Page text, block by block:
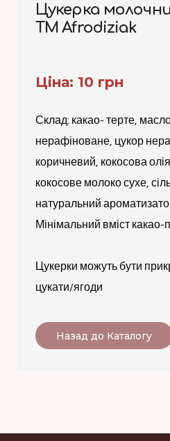
Цукерка
ТМ Afrodiziak
Ціна: 10 грн
Склад: какао- терте,
нерафіноване, цукор
коричневий, кокосова
кокосове молоко сухе,
натуральний
Мінімальний вміст какао-
Цукерки можуть бути
цукати/ягоди
Назад до Каталогу